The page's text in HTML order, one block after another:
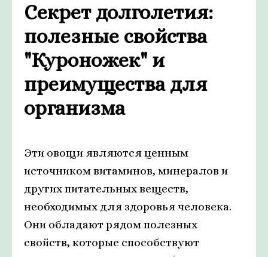
Секрет долголетия:
полезные свойства
"Куроножек" и
преимущества для
организма
Эти овощи являются ценным
источником витаминов, минералов и
других питательных веществ,
необходимых для здоровья человека.
Они обладают рядом полезных
свойств, которые способствуют